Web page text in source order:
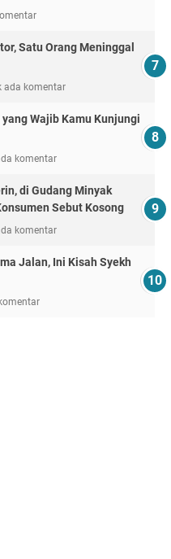
Satu Orang Meninggal
ada komentar
Wajib Kamu Kunjungi
komentar
di Gudang Minyak
Sebut Kosong
komentar
Jalan, Ini Kisah Syekh